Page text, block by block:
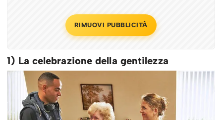
RIMUOVI PUBBLICITÀ
1) La celebrazione della gentilezza